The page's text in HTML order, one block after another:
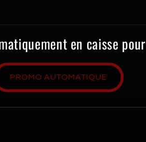
en caisse pour
PROMO AUTOMATIQUE